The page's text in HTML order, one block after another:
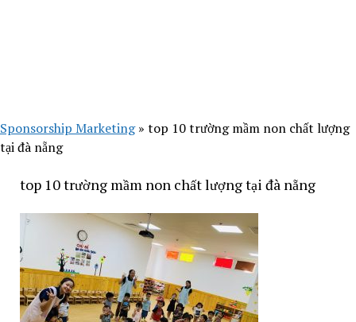
Sponsorship Marketing» top 10 trường mầm non chất lượng
tại đà nẵng
top 10 trường mầm non chất lượng tại đà nẵng